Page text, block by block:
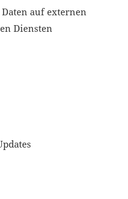
auf externen
Diensten